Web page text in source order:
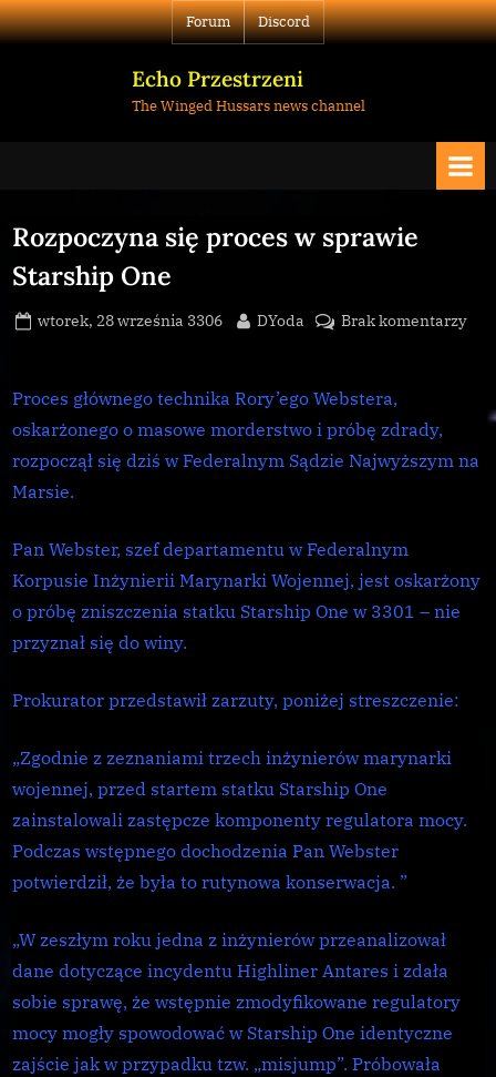
Skip
to
Forum Discord
Echo Przestrzeni
The Winged Hussars news channel
Rozpoczyna się proces w sprawie
Starship One
Posted
wtorek, 28 września 3306 By
DYoda Brak komentarzydo
Proces głównego technika Rory’ego Webstera,
oskarżonego o masowe morderstwo i próbę zdrady,
rozpoczął się dziś w Federalnym Sądzie Najwyższym na
Marsie.
Pan Webster, szef departamentu w Federalnym
Korpusie Inżynierii Marynarki Wojennej, jest oskarżony
o próbę zniszczenia statku Starship One w 3301 – nie
przyznał się do winy.
Prokurator przedstawił zarzuty, poniżej streszczenie:
„Zgodnie z zeznaniami trzech inżynierów marynarki
wojennej, przed startem statku Starship One
zainstalowali zastępcze komponenty regulatora mocy.
Podczas wstępnego dochodzenia Pan Webster
potwierdził, że była to rutynowa konserwacja. ”
„W zeszłym roku jedna z inżynierów przeanalizował
dane dotyczące incydentu Highliner Antares i zdała
sobie sprawę, że wstępnie zmodyfikowane regulatory
mocy mogły spowodować w Starship One identyczne
zajście jak w przypadku tzw. „misjump”. Próbowała